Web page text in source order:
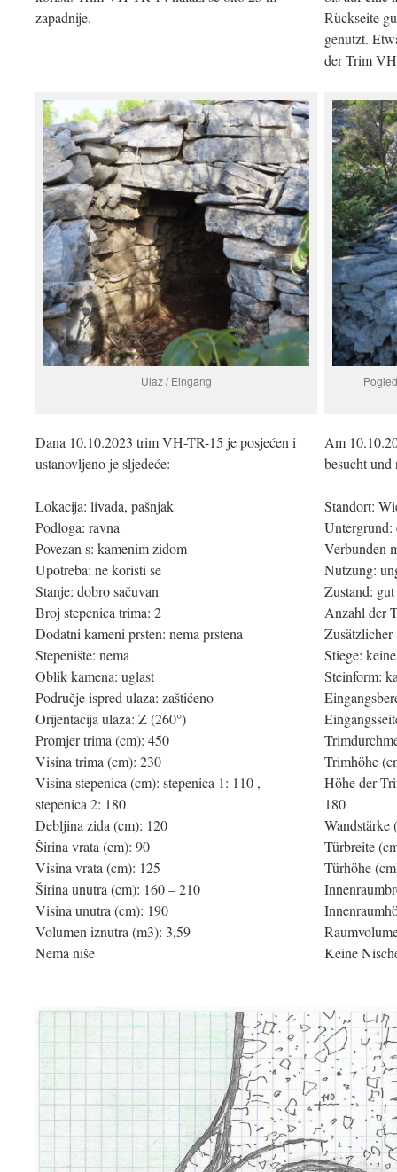
zapadnije.
Rückseite
genutzt.
der Trim
Ulaz / Eingang
Dana 10.10.2023 trim VH-TR-15 je posjećen i
ustanovljeno je sljedeće:
Lokacija: livada, pašnjak
Podloga: ravna
Povezan s: kamenim zidom
Upotreba: ne koristi se
Stanje: dobro sačuvan
Broj stepenica trima: 2
Dodatni kameni prsten: nema prstena
Stepenište: nema
Oblik kamena: uglast
Područje ispred ulaza: zaštićeno
Orijentacija ulaza: Z (260°)
Promjer trima (cm): 450
Visina trima (cm): 230
Visina stepenica (cm): stepenica 1: 110 ,
stepenica 2: 180
Debljina zida (cm): 120
Širina vrata (cm): 90
Visina vrata (cm): 125
Širina unutra (cm): 160 – 210
Visina unutra (cm): 190
Volumen iznutra (m3): 3,59
Nema niše
Am
besucht und
Standort:
Untergrund:
Verbunden
Nutzung:
Zustand:
Anzahl der
Stiege: keine
Steinform:
Trimhöhe
Höhe der
180
Wandstärke
Türbreite
Türhöhe
Keine